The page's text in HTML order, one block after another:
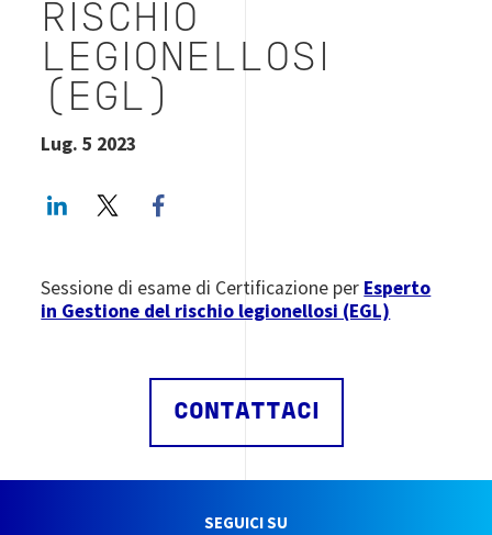
RISCHIO
LEGIONELLOSI
(EGL)
Lug. 5 2023
LinkedInTwitter
Sessione di esame di Certificazione per Esperto
in Gestione del rischio legionellosi (EGL)
CONTATTACI
SEGUICI SU